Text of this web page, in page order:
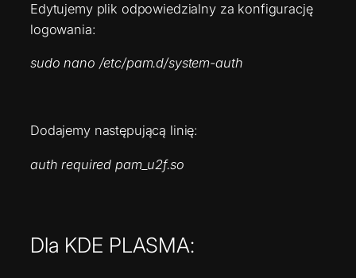
Edytujemy plik odpowiedzialny za konfigurację
logowania:
sudo nano /etc/pam.d/system-auth
Dodajemy następującą linię:
auth required pam_u2f.so
Dla KDE PLASMA: